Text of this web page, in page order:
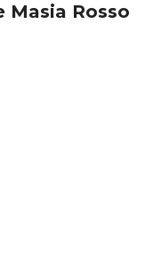
Masia Rosso